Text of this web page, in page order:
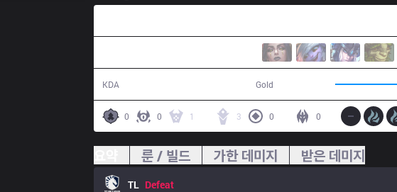
KDA Gold
0 0 1 3 0 0
룬 / 빌드 가한 데미지 받은 데미지
TL Defeat